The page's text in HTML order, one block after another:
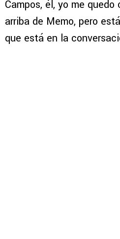
Campos, él, yo me quedo
arriba de Memo, pero
que está en la